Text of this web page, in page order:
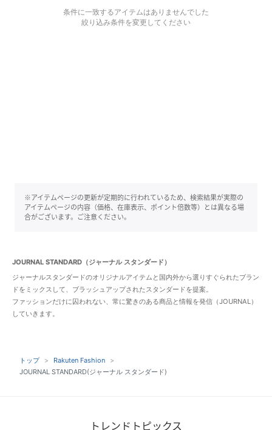
条件に一致するアイテムはありませんでした
絞り込み条件を変更してください
※アイテムページの更新が定期的に行われているため、検索結果が実際の
アイテムページの内容（価格、在庫表示、ポイント倍数等）とは異なる場
合がございます。ご注意ください。
JOURNAL STANDARD（ジャーナル スタンダード）
ジャーナルスタンダードのオリジナルアイテムと国内外から選りすぐられたブラン
ドをミックスして、ブラッシュアップされたスタンダードを提案。
ファッションだけに囚われない、常に驚きのある商品と情報を発信（JOURNAL）
していきます。
トップ
Rakuten Fashion
JOURNAL STANDARD(ジャーナル スタンダード)
トレンドトピックス